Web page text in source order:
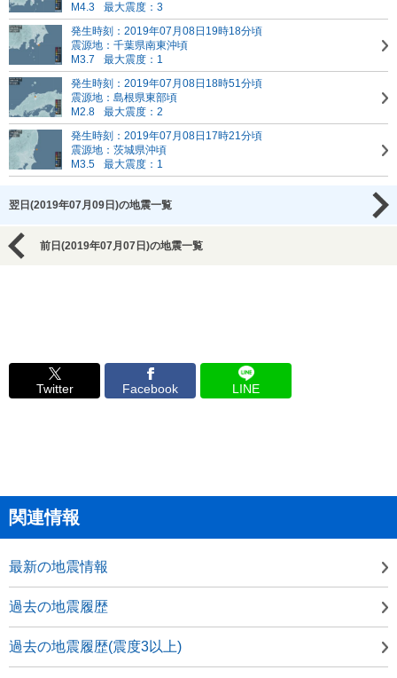
M4.3
最大震度：3
発生時刻：2019年07月08日19時18分頃
震源地：千葉県南東沖頃
M3.7
最大震度：1
発生時刻：2019年07月08日18時51分頃
震源地：島根県東部頃
M2.8
最大震度：2
発生時刻：2019年07月08日17時21分頃
震源地：茨城県沖頃
M3.5
最大震度：1
翌日(2019年07月09日)の地震一覧
前日(2019年07月07日)の地震一覧
Twitter Facebook LINE
関連情報
最新の地震情報
過去の地震履歴
過去の地震履歴(震度3以上)